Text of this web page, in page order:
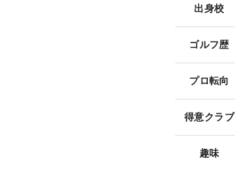
出身校
ゴルフ歴
プロ転向
得意クラブ
趣味